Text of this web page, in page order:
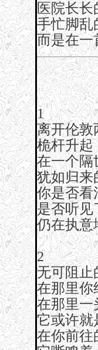
医院长长
手忙脚乱
而是在一
1
离开伦敦
桅杆升起
在一个
犹如归来
你是否看
是否听见
仍在执意
2
无可阻止
在那里你
在那里一
它或许就
在你前往